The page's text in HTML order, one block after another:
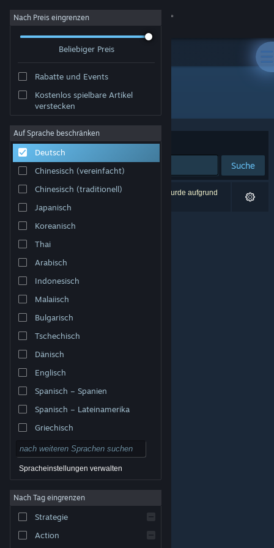
Anmelden
Info
Support
Sprache ändern
Steam-Mobile-App herunterladen
Desktopversion anzeigen
© Valve Corporation. Alle Rechte vorbehalten. Alle
USA und anderen Ländern.
Rechtliches
Barrierefreiheit
Nutzungsvertrag
Nach Preis eingrenzen
Beliebiger Preis
Rabatte und Events
Kostenlos spielbare Artikel
verstecken
Auf Sprache beschränken
Deutsch
Chinesisch (vereinfacht)
Chinesisch (traditionell)
Japanisch
Koreanisch
Thai
Arabisch
Indonesisch
Malaiisch
Bulgarisch
Tschechisch
Dänisch
Englisch
Spanisch – Spanien
Spanisch – Lateinamerika
Griechisch
Spracheinstellungen verwalten
Nach Tag eingrenzen
Strategie
Action
Entwickler: Captive Bolt Studios
Sortieren nach Relevanz
Suche
0 Ergebnisse entsprechen Ihrer Suche. 1 Titel wurde aufgrund
Ihrer Einstellungen ausgeschlossen.